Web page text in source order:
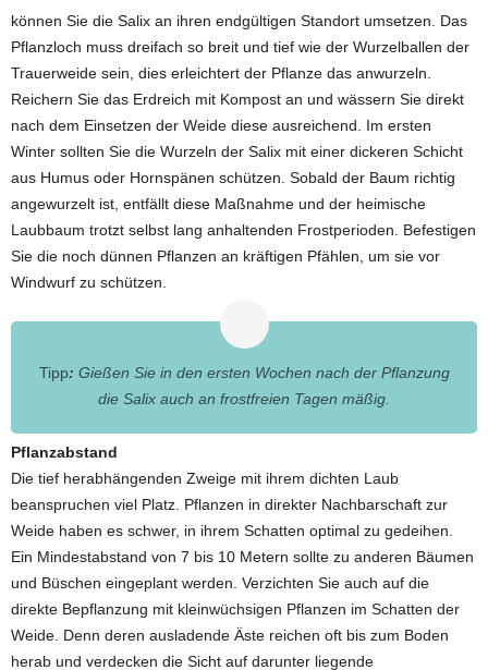
können Sie die Salix an ihren endgültigen Standort umsetzen. Das
Pflanzloch muss dreifach so breit und tief wie der Wurzelballen der
Trauerweide sein, dies erleichtert der Pflanze das anwurzeln.
Reichern Sie das Erdreich mit Kompost an und wässern Sie direkt
nach dem Einsetzen der Weide diese ausreichend. Im ersten
Winter sollten Sie die Wurzeln der Salix mit einer dickeren Schicht
aus Humus oder Hornspänen schützen. Sobald der Baum richtig
angewurzelt ist, entfällt diese Maßnahme und der heimische
Laubbaum trotzt selbst lang anhaltenden Frostperioden. Befestigen
Sie die noch dünnen Pflanzen an kräftigen Pfählen, um sie vor
Windwurf zu schützen.
Tipp: Gießen Sie in den ersten Wochen nach der Pflanzung
die Salix auch an frostfreien Tagen mäßig.
Pflanzabstand
Die tief herabhängenden Zweige mit ihrem dichten Laub
beanspruchen viel Platz. Pflanzen in direkter Nachbarschaft zur
Weide haben es schwer, in ihrem Schatten optimal zu gedeihen.
Ein Mindestabstand von 7 bis 10 Metern sollte zu anderen Bäumen
und Büschen eingeplant werden. Verzichten Sie auch auf die
direkte Bepflanzung mit kleinwüchsigen Pflanzen im Schatten der
Weide. Denn deren ausladende Äste reichen oft bis zum Boden
herab und verdecken die Sicht auf darunter liegende